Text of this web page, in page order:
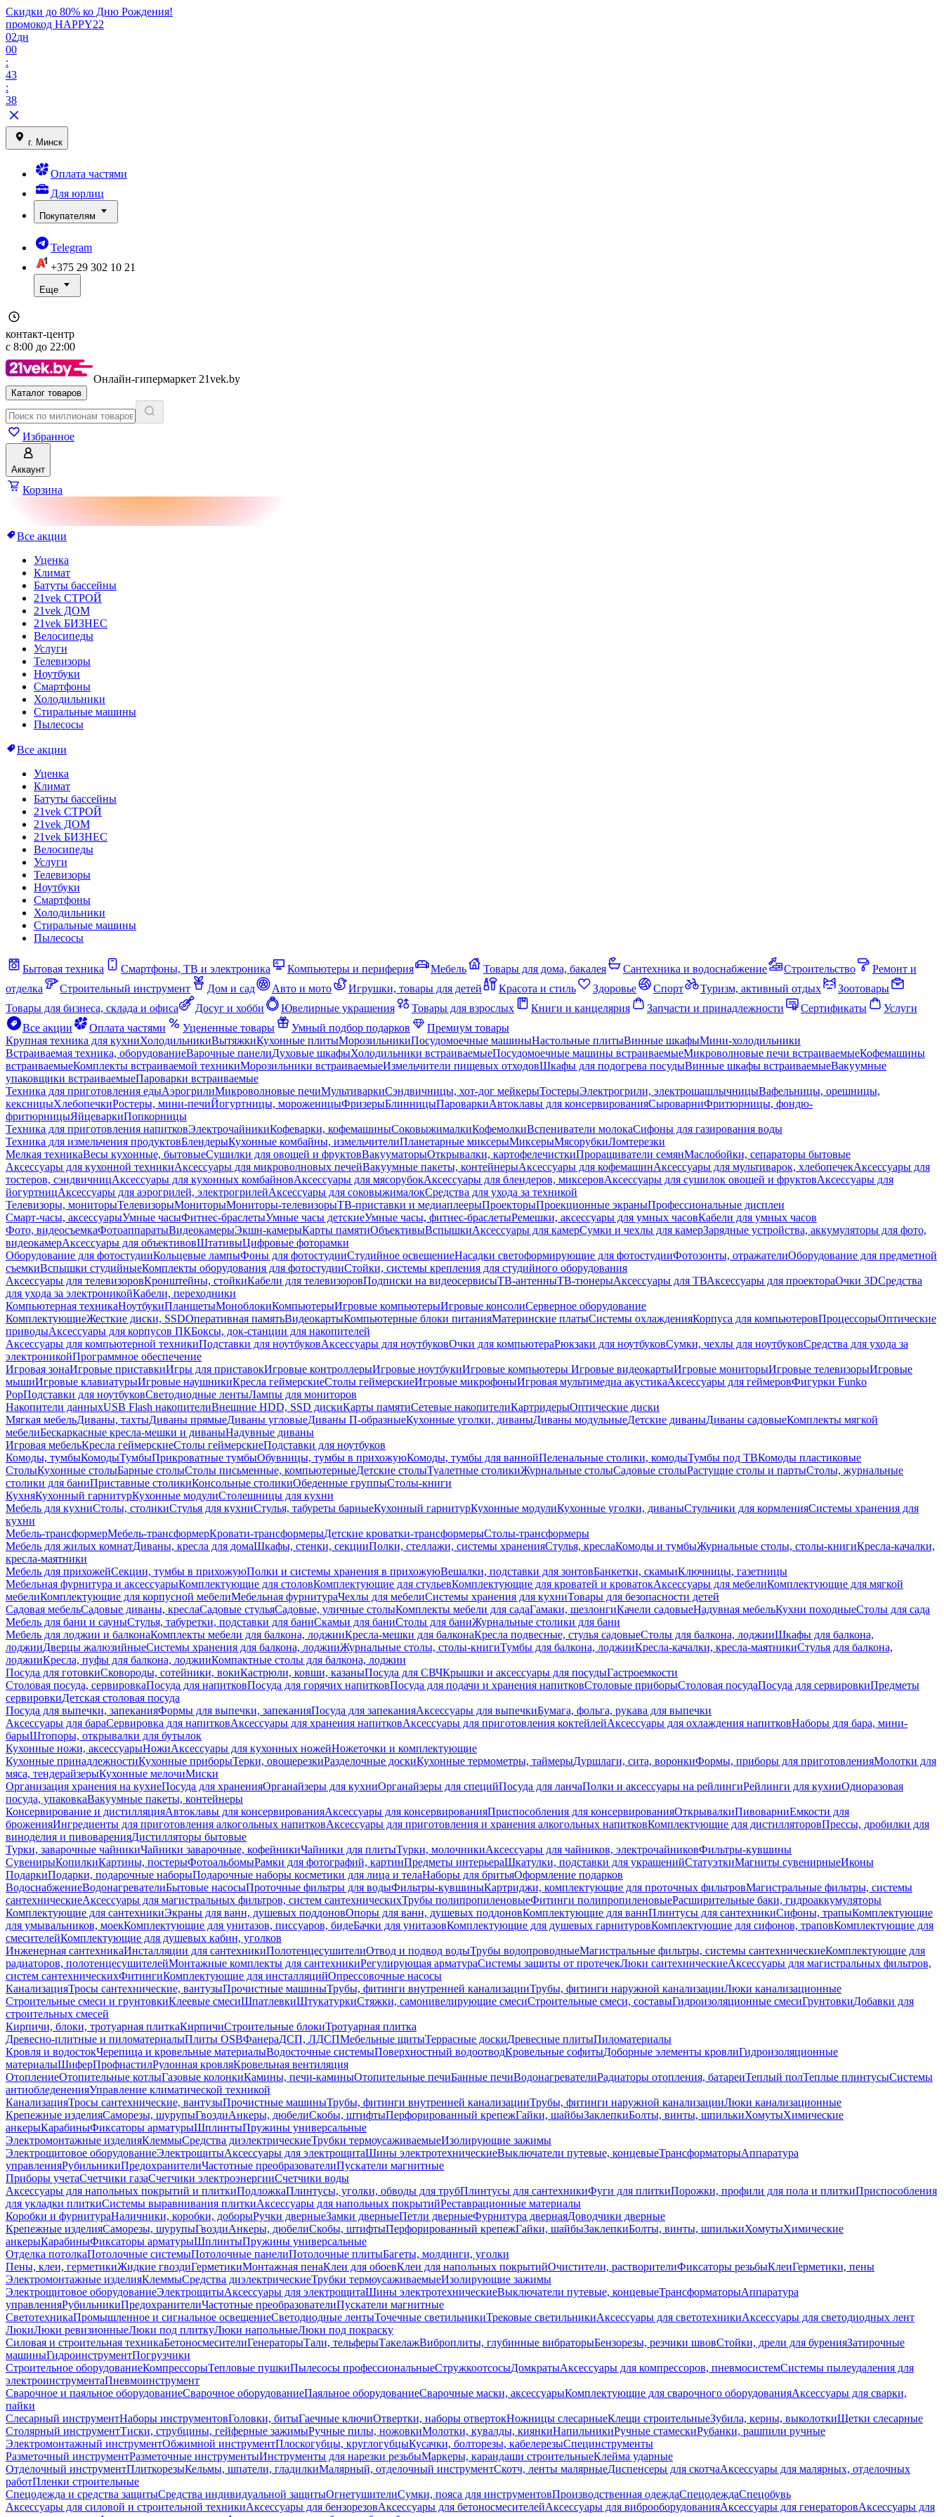
Скидки до 80% ко Дню Рождения!
промокод HAPPY22
02дн
00
:
43
:
38
г. Минск
Оплата частями
Для юрлиц
Покупателям
Telegram
+375 29 302 10 21
Еще
контакт-центр
с 8:00 до 22:00
Онлайн-гипермаркет 21vek.by
Каталог товаров
Избранное
Аккаунт
Корзина
Все акции
Уценка
Климат
Батуты бассейны
21vek СТРОЙ
21vek ДОМ
21vek БИЗНЕС
Велосипеды
Услуги
Телевизоры
Ноутбуки
Смартфоны
Холодильники
Стиральные машины
Пылесосы
Все акции
Уценка
Климат
Батуты бассейны
21vek СТРОЙ
21vek ДОМ
21vek БИЗНЕС
Велосипеды
Услуги
Телевизоры
Ноутбуки
Смартфоны
Холодильники
Стиральные машины
Пылесосы
Бытовая техника Смартфоны, ТВ и электроника Компьютеры и периферия Мебель Товары для дома, бакалея Сантехника и водоснабжение Строительство
Ремонт и
отделка
Строительный инструмент Дом и сад Авто и мото Игрушки, товары для детей Красота и стиль Здоровье Спорт Туризм, активный отдых
Зоотовары
Товары для бизнеса, склада и офиса
Досуг и хобби Ювелирные украшения Товары для взрослых Книги и канцелярия Запчасти и принадлежности Сертификаты
Услуги
Все акции
Оплата частями Уцененные товары Умный подбор подарков
Премиум товары
Крупная техника для кухниХолодильникиВытяжкиКухонные плитыМорозильникиПосудомоечные машиныНастольные плитыВинные шкафыМини-холодильники
Встраиваемая техника, оборудованиеВарочные панелиДуховые шкафыХолодильники встраиваемыеПосудомоечные машины встраиваемыеМикроволновые печи встраиваемыеКофемашины
встраиваемыеКомплекты встраиваемой техникиМорозильники встраиваемыеИзмельчители пищевых отходовШкафы для подогрева посудыВинные шкафы встраиваемыеВакуумные
упаковщики встраиваемыеПароварки встраиваемые
Техника для приготовления едыАэрогрилиМикроволновые печиМультиваркиСэндвичницы, хот-дог мейкерыТостерыЭлектрогрили, электрошашлычницыВафельницы, орешницы,
кексницыХлебопечкиРостеры, мини-печиЙогуртницы, мороженицыФризерыБлинницыПароваркиАвтоклавы для консервированияСыроварниФритюрницы, фондю-
фритюрницыЯйцеваркиПопкорницы
Техника для приготовления напитковЭлектрочайникиКофеварки, кофемашиныСоковыжималкиКофемолкиВспениватели молокаСифоны для газирования воды
Техника для измельчения продуктовБлендерыКухонные комбайны, измельчителиПланетарные миксерыМиксерыМясорубкиЛомтерезки
Мелкая техникаВесы кухонные, бытовыеСушилки для овощей и фруктовВакууматорыОткрывалки, картофелечисткиПроращиватели семянМаслобойки, сепараторы бытовые
Аксессуары для кухонной техникиАксессуары для микроволновых печейВакуумные пакеты, контейнерыАксессуары для кофемашинАксессуары для мультиварок, хлебопечекАксессуары для
тостеров, сэндвичницАксессуары для кухонных комбайновАксессуары для мясорубокАксессуары для блендеров, миксеровАксессуары для сушилок овощей и фруктовАксессуары для
йогуртницАксессуары для аэрогрилей, электрогрилейАксессуары для соковыжималокСредства для ухода за техникой
Телевизоры, мониторыТелевизорыМониторыМониторы-телевизорыТВ-приставки и медиаплеерыПроекторыПроекционные экраныПрофессиональные дисплеи
Смарт-часы, аксессуарыУмные часыФитнес-браслетыУмные часы детскиеУмные часы, фитнес-браслетыРемешки, аксессуары для умных часовКабели для умных часов
Фото, видеосъемкаФотоаппаратыВидеокамерыЭкшн-камерыКарты памятиОбъективыВспышкиАксессуары для камерСумки и чехлы для камерЗарядные устройства, аккумуляторы для фото,
видеокамерАксессуары для объективовШтативыЦифровые фоторамки
Оборудование для фотостудииКольцевые лампыФоны для фотостудииСтудийное освещениеНасадки светоформирующие для фотостудииФотозонты, отражателиОборудование для предметной
съемкиВспышки студийныеКомплекты оборудования для фотостудииСтойки, системы крепления для студийного оборудования
Аксессуары для телевизоровКронштейны, стойкиКабели для телевизоровПодписки на видеосервисыТВ-антенныТВ-тюнерыАксессуары для ТВАксессуары для проектораОчки 3DСредства
для ухода за электроникойКабели, переходники
Компьютерная техникаНоутбукиПланшетыМоноблокиКомпьютерыИгровые компьютерыИгровые консолиСерверное оборудование
КомплектующиеЖесткие диски, SSDОперативная памятьВидеокартыКомпьютерные блоки питанияМатеринские платыСистемы охлажденияКорпуса для компьютеровПроцессорыОптические
приводыАксессуары для корпусов ПКБоксы, док-станции для накопителей
Аксессуары для компьютерной техникиПодставки для ноутбуковАксессуары для ноутбуковОчки для компьютераРюкзаки для ноутбуковСумки, чехлы для ноутбуковСредства для ухода за
электроникойПрограммное обеспечение
Игровая зонаИгровые приставкиИгры для приставокИгровые контроллерыИгровые ноутбукиИгровые компьютеры Игровые видеокартыИгровые мониторыИгровые телевизорыИгровые
мышиИгровые клавиатурыИгровые наушникиКресла геймерскиеСтолы геймерскиеИгровые микрофоныИгровая мультимедиа акустикаАксессуары для геймеровФигурки Funko
PopПодставки для ноутбуковСветодиодные лентыЛампы для мониторов
Накопители данныхUSB Flash накопителиВнешние HDD, SSD дискиКарты памятиСетевые накопителиКартридерыОптические диски
Мягкая мебельДиваны, тахтыДиваны прямыеДиваны угловыеДиваны П-образныеКухонные уголки, диваныДиваны модульныеДетские диваныДиваны садовыеКомплекты мягкой
мебелиБескаркасные кресла-мешки и диваныНадувные диваны
Игровая мебельКресла геймерскиеСтолы геймерскиеПодставки для ноутбуков
Комоды, тумбыКомодыТумбыПрикроватные тумбыОбувницы, тумбы в прихожуюКомоды, тумбы для ваннойПеленальные столики, комодыТумбы под ТВКомоды пластиковые
СтолыКухонные столыБарные столыСтолы письменные, компьютерныеДетские столыТуалетные столикиЖурнальные столыСадовые столыРастущие столы и партыСтолы, журнальные
столики для баниПриставные столикиКонсольные столикиОбеденные группыСтолы-книги
КухняКухонный гарнитурКухонные модулиСтолешницы для кухни
Мебель для кухниСтолы, столикиСтулья для кухниСтулья, табуреты барныеКухонный гарнитурКухонные модулиКухонные уголки, диваныСтульчики для кормленияСистемы хранения для
кухни
Мебель-трансформерМебель-трансформерКровати-трансформерыДетские кроватки-трансформерыСтолы-трансформеры
Мебель для жилых комнатДиваны, кресла для домаШкафы, стенки, секцииПолки, стеллажи, системы храненияСтулья, креслаКомоды и тумбыЖурнальные столы, столы-книгиКресла-качалки,
кресла-маятники
Мебель для прихожейСекции, тумбы в прихожуюПолки и системы хранения в прихожуюВешалки, подставки для зонтовБанкетки, скамьиКлючницы, газетницы
Мебельная фурнитура и аксессуарыКомплектующие для столовКомплектующие для стульевКомплектующие для кроватей и кроватокАксессуары для мебелиКомплектующие для мягкой
мебелиКомплектующие для корпусной мебелиМебельная фурнитураЧехлы для мебелиСистемы хранения для кухниТовары для безопасности детей
Садовая мебельСадовые диваны, креслаСадовые стульяСадовые, уличные столыКомплекты мебели для садаГамаки, шезлонгиКачели садовыеНадувная мебельКухни походныеСтолы для сада
Мебель для бани и сауныСтулья, табуретки, подставки для баниСкамьи для баниСтолы для баниЖурнальные столики для бани
Мебель для лоджии и балконаКомплекты мебели для балкона, лоджииКресла-мешки для балконаКресла подвесные, стулья садовыеСтолы для балкона, лоджииШкафы для балкона,
лоджииДверцы жалюзийныеСистемы хранения для балкона, лоджииЖурнальные столы, столы-книгиТумбы для балкона, лоджииКресла-качалки, кресла-маятникиСтулья для балкона,
лоджииКресла, пуфы для балкона, лоджииКомпактные столы для балкона, лоджии
Посуда для готовкиСковороды, сотейники, вокиКастрюли, ковши, казаныПосуда для СВЧКрышки и аксессуары для посудыГастроемкости
Столовая посуда, сервировкаПосуда для напитковПосуда для горячих напитковПосуда для подачи и хранения напитковСтоловые приборыСтоловая посудаПосуда для сервировкиПредметы
сервировкиДетская столовая посуда
Посуда для выпечки, запеканияФормы для выпечки, запеканияПосуда для запеканияАксессуары для выпечкиБумага, фольга, рукава для выпечки
Аксессуары для бараСервировка для напитковАксессуары для хранения напитковАксессуары для приготовления коктейлейАксессуары для охлаждения напитковНаборы для бара, мини-
барыШтопоры, открывалки для бутылок
Кухонные ножи, аксессуарыНожиАксессуары для кухонных ножейНожеточки и комплектующие
Кухонные принадлежностиКухонные приборыТерки, овощерезкиРазделочные доскиКухонные термометры, таймерыДуршлаги, сита, воронкиФормы, приборы для приготовленияМолотки для
мяса, тендерайзерыКухонные мелочиМиски
Организация хранения на кухнеПосуда для храненияОрганайзеры для кухниОрганайзеры для специйПосуда для ланчаПолки и аксессуары на рейлингиРейлинги для кухниОдноразовая
посуда, упаковкаВакуумные пакеты, контейнеры
Консервирование и дистилляцияАвтоклавы для консервированияАксессуары для консервированияПриспособления для консервированияОткрывалкиПивоварниЕмкости для
броженияИнгредиенты для приготовления алкогольных напитковАксессуары для приготовления и хранения алкогольных напитковКомплектующие для дистилляторовПрессы, дробилки для
виноделия и пивоваренияДистилляторы бытовые
Турки, заварочные чайникиЧайники заварочные, кофейникиЧайники для плитыТурки, молочникиАксессуары для чайников, электрочайниковФильтры-кувшины
СувенирыКопилкиКартины, постерыФотоальбомыРамки для фотографий, картинПредметы интерьераШкатулки, подставки для украшенийСтатуэткиМагниты сувенирныеИконы
ПодаркиПодарки, подарочные наборыПодарочные наборы косметики для лица и телаНаборы для бритьяОформление подарков
ВодоснабжениеВодонагревателиБытовые насосыПроточные фильтры для водыФильтры-кувшиныКартриджи, комплектующие для проточных фильтровМагистральные фильтры, системы
сантехническиеАксессуары для магистральных фильтров, систем сантехническихТрубы полипропиленовыеФитинги полипропиленовыеРасширительные баки, гидроаккумуляторы
Комплектующие для сантехникиЭкраны для ванн, душевых поддоновОпоры для ванн, душевых поддоновКомплектующие для ваннПлинтусы для сантехникиСифоны, трапыКомплектующие
для умывальников, моекКомплектующие для унитазов, писсуаров, бидеБачки для унитазовКомплектующие для душевых гарнитуровКомплектующие для сифонов, траповКомплектующие для
смесителейКомплектующие для душевых кабин, уголков
Инженерная сантехникаИнсталляции для сантехникиПолотенцесушителиОтвод и подвод водыТрубы водопроводныеМагистральные фильтры, системы сантехническиеКомплектующие для
радиаторов, полотенцесушителейМонтажные комплекты для сантехникиРегулирующая арматураСистемы защиты от протечекЛюки сантехническиеАксессуары для магистральных фильтров,
систем сантехническихФитингиКомплектующие для инсталляцийОпрессовочные насосы
КанализацияТросы сантехнические, вантузыПрочистные машиныТрубы, фитинги внутренней канализацииТрубы, фитинги наружной канализацииЛюки канализационные
Строительные смеси и грунтовкиКлеевые смесиШпатлевкиШтукатуркиСтяжки, самонивелирующие смесиСтроительные смеси, составыГидроизоляционные смесиГрунтовкиДобавки для
строительных смесей
Кирпичи, блоки, тротуарная плиткаКирпичиСтроительные блокиТротуарная плитка
Древесно-плитные и пиломатериалыПлиты OSBФанераДСП, ЛДСПМебельные щитыТеррасные доскиДревесные плитыПиломатериалы
Кровля и водостокЧерепица и кровельные материалыВодосточные системыПоверхностный водоотводКровельные софитыДоборные элементы кровлиГидроизоляционные
материалыШиферПрофнастилРулонная кровляКровельная вентиляция
ОтоплениеОтопительные котлыГазовые колонкиКамины, печи-каминыОтопительные печиБанные печиВодонагревателиРадиаторы отопления, батареиТеплый полТеплые плинтусыСистемы
антиобледененияУправление климатической техникой
КанализацияТросы сантехнические, вантузыПрочистные машиныТрубы, фитинги внутренней канализацииТрубы, фитинги наружной канализацииЛюки канализационные
Крепежные изделияСаморезы, шурупыГвоздиАнкеры, дюбелиСкобы, штифтыПерфорированный крепежГайки, шайбыЗаклепкиБолты, винты, шпилькиХомутыХимические
анкерыКарабиныФиксаторы арматурыШплинтыПружины универсальные
Электромонтажные изделияКлеммыСредства диэлектрическиеТрубки термоусаживаемыеИзолирующие зажимы
Электрощитовое оборудованиеЭлектрощитыАксессуары для электрощитаШины электротехническиеВыключатели путевые, концевыеТрансформаторыАппаратура
управленияРубильникиПредохранителиЧастотные преобразователиПускатели магнитные
Приборы учетаСчетчики газаСчетчики электроэнергииСчетчики воды
Аксессуары для напольных покрытий и плиткиПодложкаПлинтусы, уголки, обводы для трубПлинтусы для сантехникиФуги для плиткиПорожки, профили для пола и плиткиПриспособления
для укладки плиткиСистемы выравнивания плиткиАксессуары для напольных покрытийРеставрационные материалы
Коробки и фурнитураНаличники, коробки, доборыРучки дверныеЗамки дверныеПетли дверныеФурнитура двернаяДоводчики дверные
Крепежные изделияСаморезы, шурупыГвоздиАнкеры, дюбелиСкобы, штифтыПерфорированный крепежГайки, шайбыЗаклепкиБолты, винты, шпилькиХомутыХимические
анкерыКарабиныФиксаторы арматурыШплинтыПружины универсальные
Отделка потолкаПотолочные системыПотолочные панелиПотолочные плитыБагеты, молдинги, уголки
Пены, клеи, герметикиЖидкие гвоздиГерметикиМонтажная пенаКлеи для обоевКлеи для напольных покрытийОчистители, растворителиФиксаторы резьбыКлеиГерметики, пены
Электромонтажные изделияКлеммыСредства диэлектрическиеТрубки термоусаживаемыеИзолирующие зажимы
Электрощитовое оборудованиеЭлектрощитыАксессуары для электрощитаШины электротехническиеВыключатели путевые, концевыеТрансформаторыАппаратура
управленияРубильникиПредохранителиЧастотные преобразователиПускатели магнитные
СветотехникаПромышленное и сигнальное освещениеСветодиодные лентыТочечные светильникиТрековые светильникиАксессуары для светотехникиАксессуары для светодиодных лент
ЛюкиЛюки ревизионныеЛюки под плиткуЛюки напольныеЛюки под покраску
Силовая и строительная техникаБетоносмесителиГенераторыТали, тельферыТакелажВиброплиты, глубинные вибраторыБензорезы, резчики швовСтойки, дрели для буренияЗатирочные
машиныГидроинструментПогрузчики
Строительное оборудованиеКомпрессорыТепловые пушкиПылесосы профессиональныеСтружкоотсосыДомкратыАксессуары для компрессоров, пневмосистемСистемы пылеудаления для
электроинструментаПневмоинструмент
Сварочное и паяльное оборудованиеСварочное оборудованиеПаяльное оборудованиеСварочные маски, аксессуарыКомплектующие для сварочного оборудованияАксессуары для сварки,
пайки
Слесарный инструментНаборы инструментовГоловки, битыГаечные ключиОтвертки, наборы отвертокНожницы слесарныеКлещи строительныеЗубила, керны, выколоткиЩетки слесарные
Столярный инструментТиски, струбцины, гейферные зажимыРучные пилы, ножовкиМолотки, кувалды, киянкиНапильникиРучные стамескиРубанки, рашпили ручные
Электромонтажный инструментОбжимной инструментПлоскогубцы, круглогубцыКусачки, болторезы, кабелерезыСпецинструменты
Разметочный инструментРазметочные инструментыИнструменты для нарезки резьбыМаркеры, карандаши строительныеКлейма ударные
Отделочный инструментПлиткорезыКельмы, шпатели, гладилкиМалярный, отделочный инструментСкотч, ленты малярныеДиспенсеры для скотчаАксессуары для малярных, отделочных
работПленки строительные
Спецодежда и средства защитыСредства индивидуальной защитыОгнетушителиСумки, пояса для инструментовПроизводственная одеждаСпецодеждаСпецобувь
Аксессуары для силовой и строительной техникиАксессуары для бензорезовАксессуары для бетоносмесителейАксессуары для виброоборудованияАксессуары для генераторовАксессуары для